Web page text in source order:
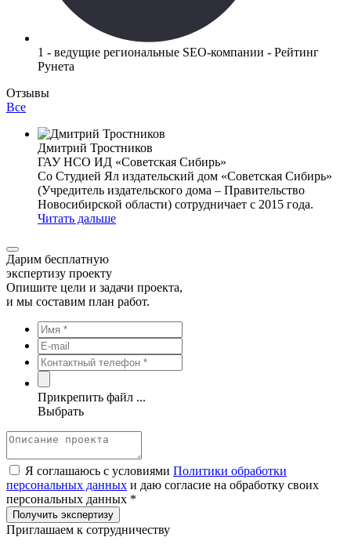
1 - ведущие региональные SEO-компании - Рейтинг
Рунета
Отзывы
Все
Дмитрий Тростников
ГАУ НСО ИД «Советская Сибирь»
Со Студией Ял издательский дом «Советская Сибирь»
(Учредитель издательского дома – Правительство
Новосибирской области) сотрудничает с 2015 года.
Читать дальше
Дарим бесплатную
экспертизу проекту
Опишите цели и задачи проекта,
и мы составим план работ.
Прикрепить файл ...
Выбрать
Я соглашаюсь с условиями Политики обработки
персональных данных и даю согласие на обработку своих
персональных данных *
Приглашаем к сотрудничеству